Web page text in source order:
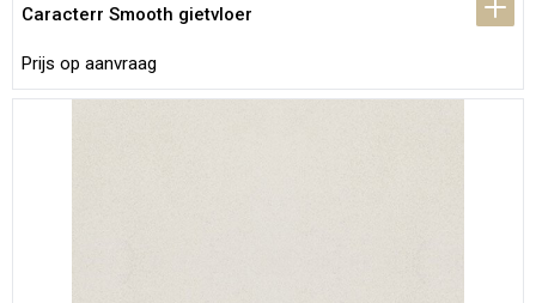
Caracterr Smooth gietvloer
Prijs op aanvraag